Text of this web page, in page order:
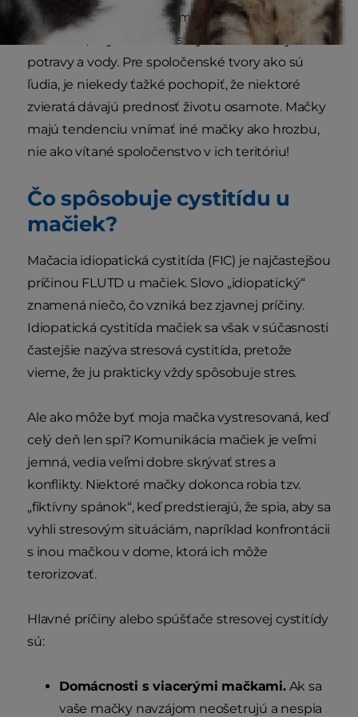
ktoré si strážia veľké územie pred inými
mačkami, aby si chránili svoje vzácne zdroje
potravy a vody. Pre spoločenské tvory ako sú
ľudia, je niekedy ťažké pochopiť, že niektoré
zvieratá dávajú prednosť životu osamote. Mačky
majú tendenciu vnímať iné mačky ako hrozbu,
nie ako vítané spoločenstvo v ich teritóriu!
Čo spôsobuje cystitídu u
mačiek?
Mačacia idiopatická cystitída (FIC) je najčastejšou
príčinou FLUTD u mačiek. Slovo „idiopatický“
znamená niečo, čo vzniká bez zjavnej príčiny.
Idiopatická cystitída mačiek sa však v súčasnosti
častejšie nazýva stresová cystitída, pretože
vieme, že ju prakticky vždy spôsobuje stres.
Ale ako môže byť moja mačka vystresovaná, keď
celý deň len spí? Komunikácia mačiek je veľmi
jemná, vedia veľmi dobre skrývať stres a
konflikty. Niektoré mačky dokonca robia tzv.
„fiktívny spánok“, keď predstierajú, že spia, aby sa
vyhli stresovým situáciám, napríklad konfrontácii
s inou mačkou v dome, ktorá ich môže
terorizovať.
Hlavné príčiny alebo spúšťače stresovej cystitídy
sú:
Domácnosti s viacerými mačkami.Ak sa
vaše mačky navzájom neošetrujú a nespia